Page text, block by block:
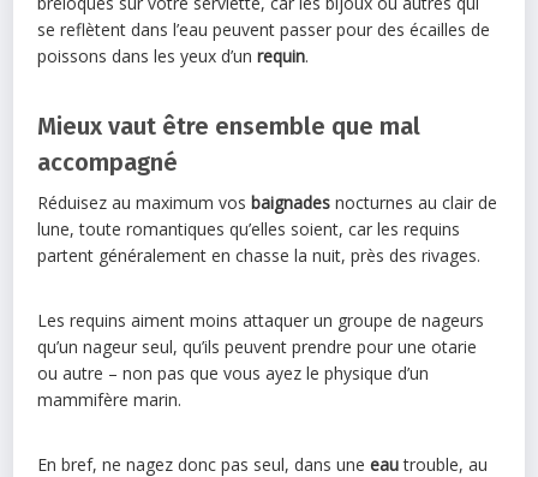
se reflètent dans l’eau peuvent passer pour des écailles de
poissons dans les yeux d’unrequin.
Mieux vaut être ensemble que mal
accompagné
Réduisez au maximum vosbaignades nocturnes au clair de
lune, toute romantiques qu’elles soient, car les requins
partent généralement en chasse la nuit, près des rivages.
Les requins aiment moins attaquer un groupe de nageurs
qu’un nageur seul, qu’ils peuvent prendre pour une otarie
ou autre – non pas que vous ayez le physique d’un
mammifère marin.
En bref, ne nagez donc pas seul, dans uneeautrouble, au